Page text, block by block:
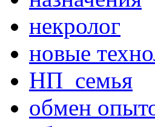
некролог
новые
НП_семья
обмен